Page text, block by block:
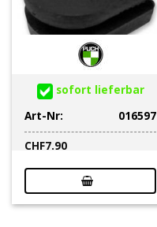
sofort lieferbar
Art-Nr:
016597
CHF7.90